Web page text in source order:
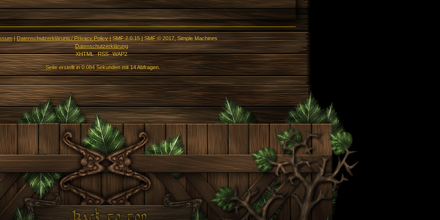
|Datenschutzerklärung / Privacy Policy|SMF 2.0.15|SMF © 2017,Simple Machines
Datenschutzerklärung
XHTML
RSS WAP2
Seite erstellt in 0.084 Sekunden mit 14 Abfragen.